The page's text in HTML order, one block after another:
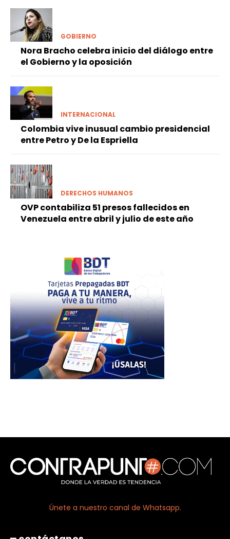
GOBIERNO
Nora Bracho celebra inicio del diálogo entre
el Gobierno y la oposición
INTERNACIONAL
Colombia vive inusual cambio presidencial
entre Petro y De la Espriella
DERECHOS HUMANOS
OVP contabiliza 51 presos fallecidos en
Venezuela entre abril y julio de este año
Únete a nuestro canal de Whatsapp.